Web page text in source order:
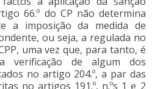
66.º do CP não determina
a imposição da medida de
ou seja, a regulada no
uma vez que, para tanto, é
verificação de algum dos
no artigo 204.º, a par das
no artigos 191.º, n.ºs 1 e 2